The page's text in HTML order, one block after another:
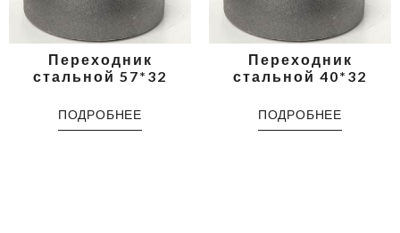
Переходник
стальной 57*32
ПОДРОБНЕЕ
Переходник
стальной 40*32
ПОДРОБНЕЕ